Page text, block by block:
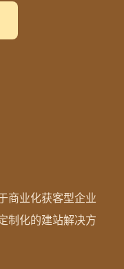
商业化获客型企业
制化的建站解决方